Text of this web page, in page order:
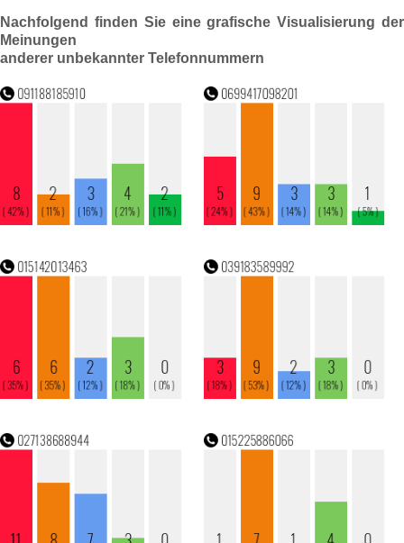
Nachfolgend finden Sie eine grafische Visualisierung der
Meinungen
anderer unbekannter Telefonnummern